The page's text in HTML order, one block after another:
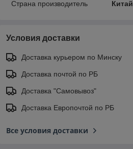
Страна производитель Китай
Условия доставки
Доставка курьером по Минску
Доставка почтой по РБ
Доставка "Самовывоз"
Доставка Европочтой по РБ
Все условия доставки